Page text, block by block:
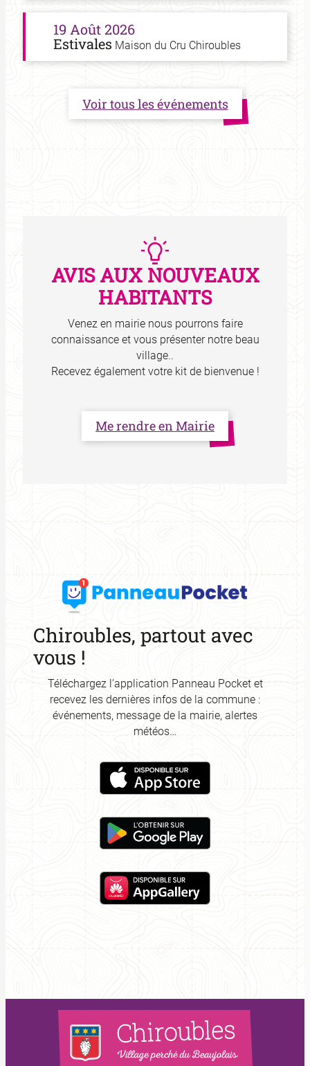
19 Août 2026
Estivales Maison du Cru Chiroubles
Voir tous les événements
AVIS AUX NOUVEAUX
HABITANTS
Venez en mairie nous pourrons faire
connaissance et vous présenter notre beau
village..
Recevez également votre kit de bienvenue !
Me rendre en Mairie
Chiroubles, partout avec
vous !
Téléchargez l’application Panneau Pocket et
recevez les dernières infos de la commune :
événements, message de la mairie, alertes
météos…